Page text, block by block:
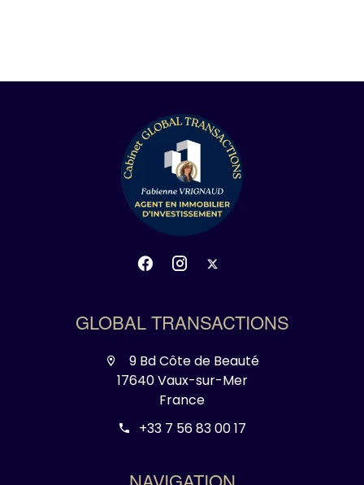
GLOBAL TRANSACTIONS
9 Bd Côte de Beauté
17640 Vaux-sur-Mer
France
+33 7 56 83 00 17